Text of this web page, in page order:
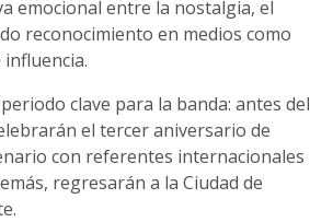
emocional entre la nostalgia, el
reconocimiento en medios como
clave para la banda: antes del
el tercer aniversario de
con referentes internacionales
regresarán a la Ciudad de